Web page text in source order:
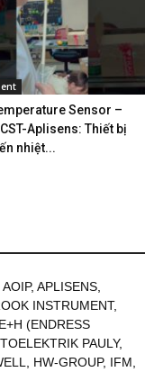
Sensor –
Aplisens: Thiết bị
nhiệt...
AOIP, APLISENS
INSTRUMENT,
E+H (ENDRESS
PAULY,
HW-GROUP, IFM